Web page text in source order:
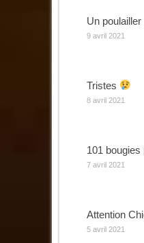
Un
9 avril 2021
Tristes
8 avril 2021
101 bougies
7 avril 2021
Attention
5 avril 2021